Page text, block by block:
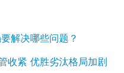
解决哪些问题？
收紧 优胜劣汰格局加剧